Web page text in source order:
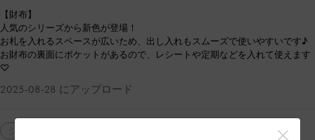
【財布】
人気のシリーズから新色が登場！
お札を入れるスペースが広いため、出し入れもスムーズで使いやすいです♪
お財布の裏面にポケットがあるので、レシートや定期などを入れて使えます
♡
2025-08-28 にアップロード